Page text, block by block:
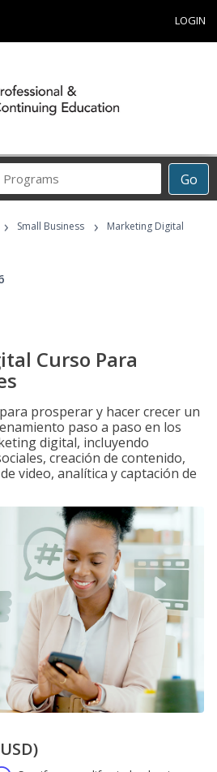
LOGIN
Go
Career
Programs
› Small Business ›
Marketing Digital
Curso Para
prosperar y hacer crecer un
paso a paso en los
digital, incluyendo
creación de contenido,
video, analítica y captación de